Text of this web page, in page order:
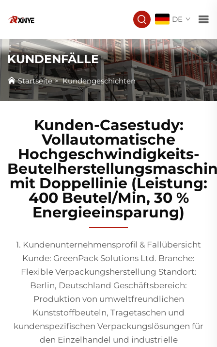
DE
KUNDENFÄLLE
Startseite>Kundengeschichten
Kunden-Casestudy:
Vollautomatische
Hochgeschwindigkeits-
mit Doppellinie (Leistung:
400 Beutel/Min, 30 %
Energieeinsparung)
1. Kundenunternehmensprofil & Fallübersicht
Kunde: GreenPack Solutions Ltd. Branche:
Flexible Verpackungsherstellung Standort:
Berlin, Deutschland Geschäftsbereich:
Produktion von umweltfreundlichen
Kunststoffbeuteln, Tragetaschen und
kundenspezifischen Verpackungslösungen für
den Einzelhandel und industrielle